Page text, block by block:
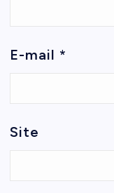
E-mail *
Site